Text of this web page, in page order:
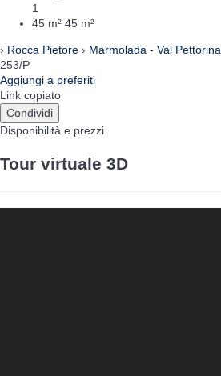
1
45 m² 45 m²
› Rocca Pietore › Marmolada - Val Pettorina
253/P
Aggiungi a preferiti
Link copiato
Condividi
Disponibilità e prezzi
Tour virtuale 3D